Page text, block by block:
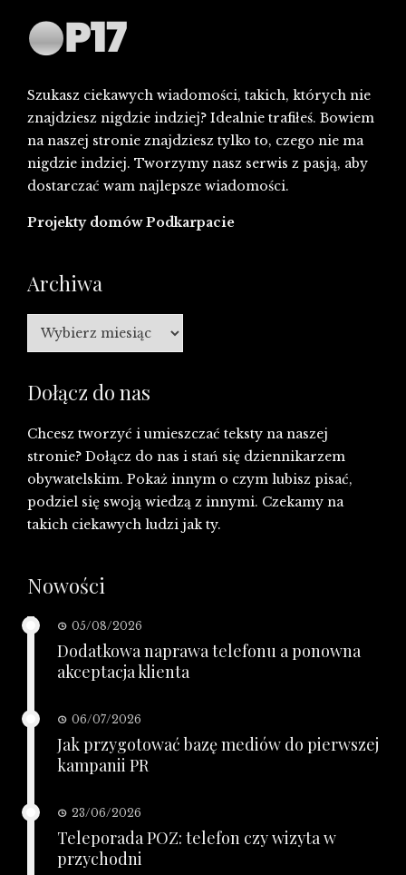
Szukasz ciekawych wiadomości, takich, których nie
znajdziesz nigdzie indziej? Idealnie trafiłeś. Bowiem
na naszej stronie znajdziesz tylko to, czego nie ma
nigdzie indziej. Tworzymy nasz serwis z pasją, aby
dostarczać wam najlepsze wiadomości.
Projekty domów Podkarpacie
Archiwa
Archiwa
Dołącz do nas
Chcesz tworzyć i umieszczać teksty na naszej
stronie? Dołącz do nas i stań się dziennikarzem
obywatelskim. Pokaż innym o czym lubisz pisać,
podziel się swoją wiedzą z innymi. Czekamy na
takich ciekawych ludzi jak ty.
Nowości
05/08/2026
Dodatkowa naprawa telefonu a ponowna
akceptacja klienta
06/07/2026
Jak przygotować bazę mediów do pierwszej
kampanii PR
23/06/2026
Teleporada POZ: telefon czy wizyta w
przychodni